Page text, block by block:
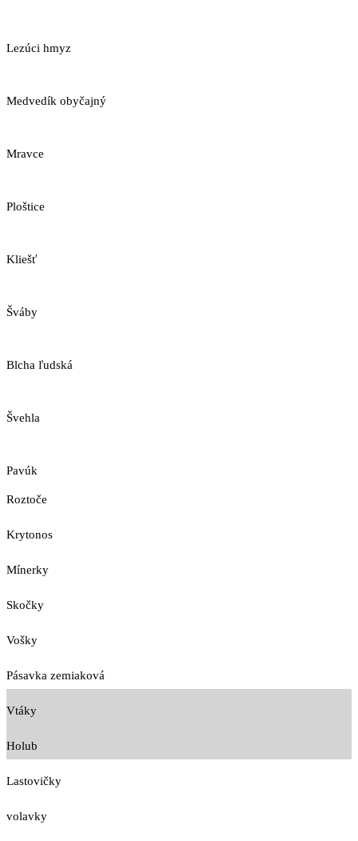
Lezúci hmyz
Medvedík obyčajný
Mravce
Ploštice
Kliešť
Šváby
Blcha ľudská
Švehla
Pavúk
Roztoče
Krytonos
Mínerky
Skočky
Vošky
Pásavka zemiaková
Vtáky
Holub
Lastovičky
volavky